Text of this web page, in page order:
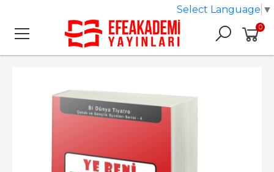
0
Select Language ▼